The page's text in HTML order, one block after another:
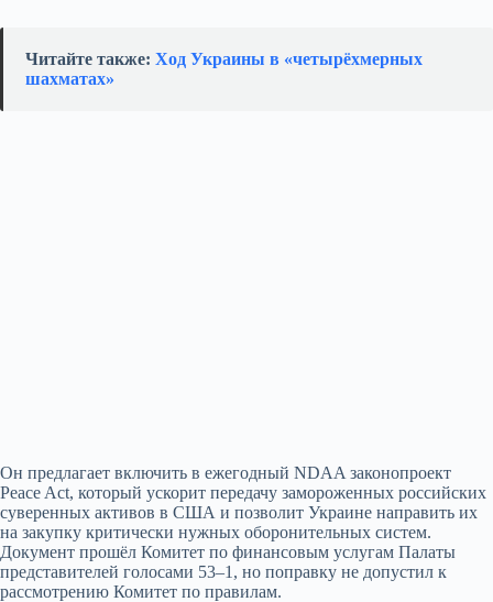
Читайте также: Ход Украины в «четырёхмерных
шахматах»
Он предлагает включить в ежегодный NDAA законопроект
Peace Act, который ускорит передачу замороженных российских
суверенных активов в США и позволит Украине направить их
на закупку критически нужных оборонительных систем.
Документ прошёл Комитет по финансовым услугам Палаты
представителей голосами 53–1, но поправку не допустил к
рассмотрению Комитет по правилам.